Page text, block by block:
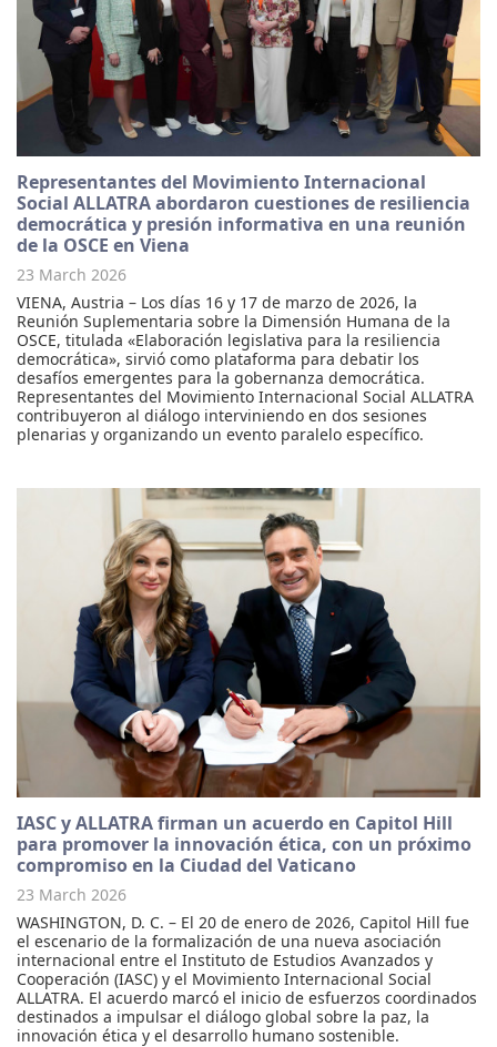
Representantes del Movimiento Internacional
Social ALLATRA abordaron cuestiones de resiliencia
democrática y presión informativa en una reunión
de la OSCE en Viena
23 March 2026
VIENA, Austria – Los días 16 y 17 de marzo de 2026, la
Reunión Suplementaria sobre la Dimensión Humana de la
OSCE, titulada «Elaboración legislativa para la resiliencia
democrática», sirvió como plataforma para debatir los
desafíos emergentes para la gobernanza democrática.
Representantes del Movimiento Internacional Social ALLATRA
contribuyeron al diálogo interviniendo en dos sesiones
plenarias y organizando un evento paralelo específico.
IASC y ALLATRA firman un acuerdo en Capitol Hill
para promover la innovación ética, con un próximo
compromiso en la Ciudad del Vaticano
23 March 2026
WASHINGTON, D. C. – El 20 de enero de 2026, Capitol Hill fue
el escenario de la formalización de una nueva asociación
internacional entre el Instituto de Estudios Avanzados y
Cooperación (IASC) y el Movimiento Internacional Social
ALLATRA. El acuerdo marcó el inicio de esfuerzos coordinados
destinados a impulsar el diálogo global sobre la paz, la
innovación ética y el desarrollo humano sostenible.